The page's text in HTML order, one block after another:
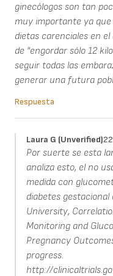
ginecólogos son tan
muy importante ya
dietas carenciales en
de "engordar sólo 12
seguir todas las
generar una futura
Respuesta
Laura G (unverified)
Por suerte se esta
analiza esto, el no
medida con
diabetes
University,
Monitoring and
Pregnancy
progress.
http://